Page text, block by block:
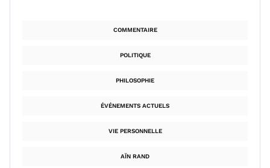
COMMENTAIRE
POLITIQUE
PHILOSOPHIE
ÉVÉNEMENTS ACTUELS
VIE PERSONNELLE
AÏN RAND